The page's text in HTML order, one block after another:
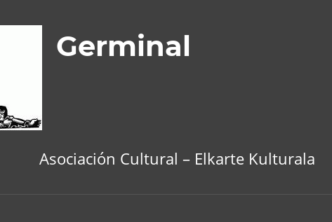
Germinal
Asociación Cultural – Elkarte Kulturala